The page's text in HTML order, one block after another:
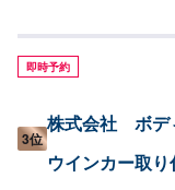
種多様な自動車を骨格(フ
SERIE100の両方を所有し
と最新設備を揃え完成度
はお気軽にご相談くださ
ァーにてお問い合わせ【
業開始【4】仕上がり次
即時予約
3位
株式会社 ボデ
ウインカー取り